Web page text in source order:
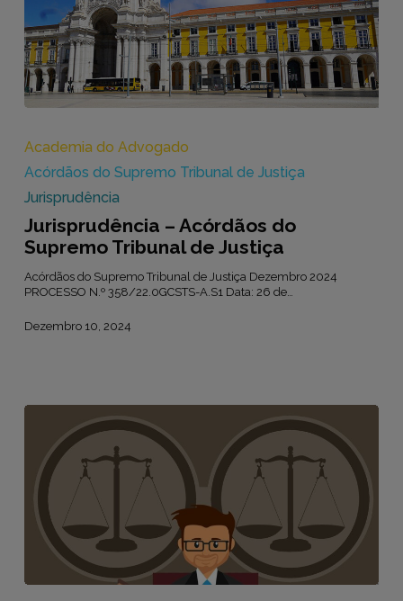
Acórdãos
Supremo
Tribunal
de
Justiça
Academia do Advogado
Acórdãos do Supremo Tribunal de Justiça
Jurisprudência
Jurisprudência – Acórdãos do
Supremo Tribunal de Justiça
Acórdãos do Supremo Tribunal de Justiça Dezembro 2024
PROCESSO N.º 358/22.0GCSTS-A.S1 Data: 26 de…
Dezembro 10, 2024